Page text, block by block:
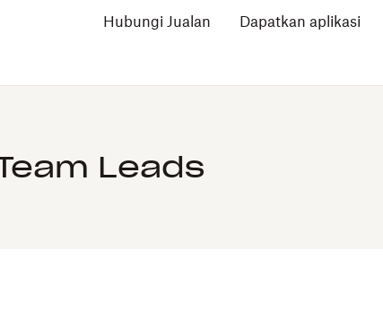
Hubungi Jualan Dapatkan aplikasi
Leads